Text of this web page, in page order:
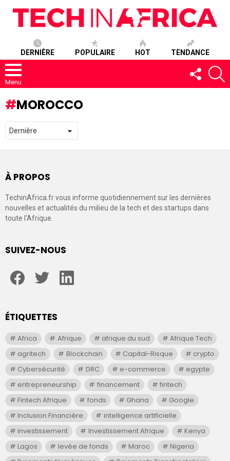
DERNIÈRE POPULAIRE HOT TENDANCE
Menu
SUIVEZ-
NOUS
MOROCCO
À PROPOS
TechinAfrica.fr vous informe quotidiennement sur les dernières
nouvelles et actualités du milieu de la tech et des startups dans
toute l’Afrique.
SUIVEZ-NOUS
ÉTIQUETTES
Africa Afrique afrique du sud
Afrique Tech
agritech
Blockchain Capital-Risque
crypto
Cybersécurité
DRC e-commerce
egypte
entrepreneurship
financement
fintech
Fintech Afrique
fonds Ghana
Google
Inclusion Financière
intelligence artificielle
investissement
Investissement Afrique
Kenya
Lagos
levée de fonds Maroc
Nigeria